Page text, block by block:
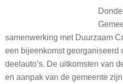
samenwerking met Duurzaam
een bijeenkomst georganiseerd
deelauto’s. De uitkomsten van
en aanpak van de gemeente